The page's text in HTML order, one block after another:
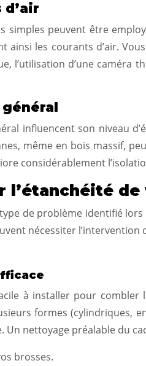
simples peuvent être
les courants d’air.
l’utilisation d’une
influencent son niveau
même en bois massif,
considérablement
l’étanchéité
de problème identifié
nécessiter l’intervention
à installer pour
formes (cylindriques,
Un nettoyage préalable du
brosses.